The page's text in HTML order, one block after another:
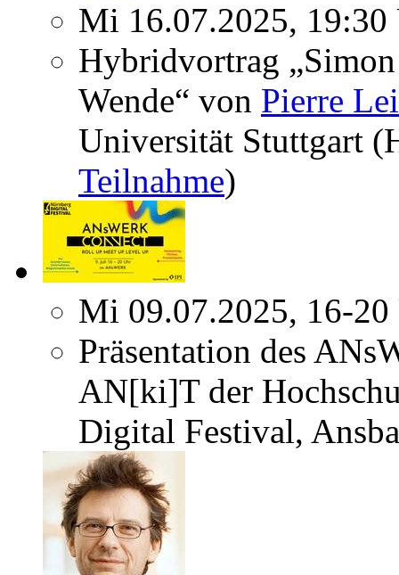
Mi 16.07.2025, 19:30
Hybridvortrag
Wende“ von Pierre
Universität Stuttgart
Teilnahme)
Mi 09.07.2025, 16-20
Präsentation des
AN[ki]T der
Digital Festival,